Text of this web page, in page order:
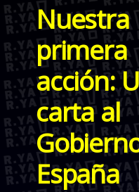
Nuestra
primera
acción:
carta al
España